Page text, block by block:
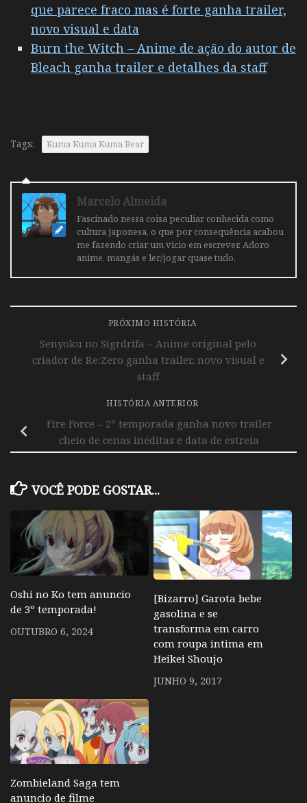
que parece fraco mas é forte ganha trailer,
novo visual e data
Burn the Witch – Anime de ação do autor de
Bleach ganha trailer e detalhes da staff
Tags: Kuma Kuma Kuma Bear
Marcelo Almeida
Fascinado nessa coisa peculiar conhecida como
cultura japonesa, o que por consequência acabou
me fazendo criar um vicio em escrever. Adoro
anime, mangás e ler/jogar quase tudo.
PRÓXIMO HISTÓRIA
Senyoku no Sigrdrifa – Anime original pelo
criador de Re:Zero ganha trailer, novo visual e
staff
HISTÓRIA ANTERIOR
Fire Force – 2º temporada ganha novo trailer
cheio de cenas inéditas e data de estreia
VOCÊ PODE GOSTAR...
Oshi no Ko tem anuncio
de 3º temporada!
OUTUBRO 6, 2024
[Bizarro] Garota bebe
gasolina e se
transforma em carro
com roupa intima em
Heikei Shoujo
JUNHO 9, 2017
Zombieland Saga tem
anuncio de filme